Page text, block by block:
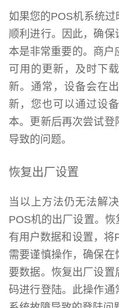
如果您的POS机系统
顺利进行。因此，确
本是非常重要的。商户
可用的更新，及时下
新。通常，设备会在
新，您也可以通过设
本。更新后再次尝试
导致的问题。
恢复出厂设置
当以上方法仍无法解
POS机的出厂设置。
有用户数据和设置，将
需要谨慎操作，确保
要数据。恢复出厂设
码进行登陆。此操作